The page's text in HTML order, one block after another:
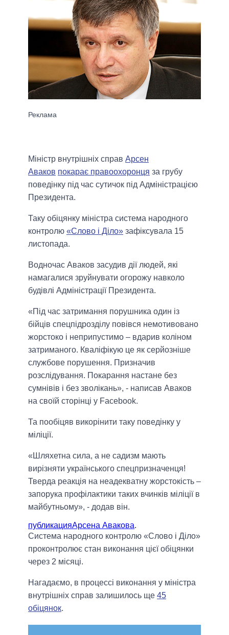
Міністр внутрішніх справ Арсен
Аваков покарає правоохоронця за грубу
поведінку під час сутичок під Адміністрацією
Президента.
Таку обіцянку міністра система народного
контролю «Слово і Діло» зафіксувала 15
листопада.
Водночас Аваков засудив дії людей, які
намагалися зруйнувати огорожу навколо
будівлі Адміністрації Президента.
«Під час затримання порушника один із
бійців спецпідрозділу повівся немотивовано
жорстоко і неприпустимо – вдарив коліном
затриманого. Кваліфікую це як серйозніше
службове порушення. Призначив
розслідування. Покарання настане без
сумнівів і без зволікань», - написав Аваков
на своїй сторінці у Facebook.
Та пообіцяв викорінити таку поведінку у
міліції.
«Шляхетна сила, а не садизм мають
вирізняти українського спецпризначенця!
Тверда реакція на неадекватну жорстокість –
запорука профілактики таких вчинків міліції в
майбутньому», - додав він.
публикацияАрсена Авакова.
Система народного контролю «Слово і Діло»
проконтролює стан виконання цієї обіцянки
через 2 місяці.
Нагадаємо, в процессі виконання у міністра
внутрішніх справ залишилось ще 45
обіцянок.